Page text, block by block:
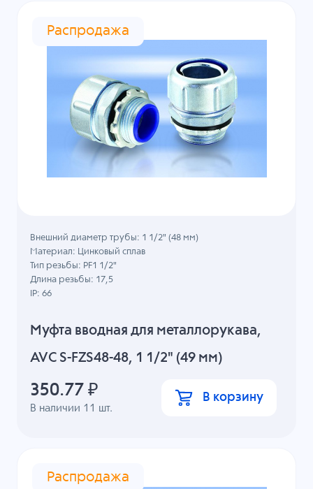
Распродажа
Муфта вводная для металлорукава,
AVC S-FZS48-48, 1 1/2" (49 мм)
В наличии 11 шт.
Внешний диаметр трубы: 1 1/2" (48 мм)
Материал: Цинковый сплав
Тип резьбы: PF1 1/2"
Длина резьбы: 17,5
IP: 66
350.77 ₽ В корзину
Распродажа